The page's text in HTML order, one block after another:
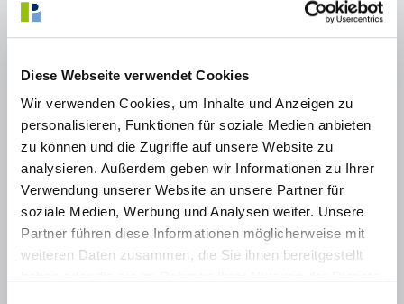
Diese Webseite verwendet Cookies
Wir verwenden Cookies, um Inhalte und Anzeigen zu
personalisieren, Funktionen für soziale Medien anbieten
zu können und die Zugriffe auf unsere Website zu
analysieren. Außerdem geben wir Informationen zu Ihrer
Verwendung unserer Website an unsere Partner für
soziale Medien, Werbung und Analysen weiter. Unsere
Partner führen diese Informationen möglicherweise mit
weiteren Daten zusammen, die Sie ihnen bereitgestellt
Am 11. Juni fand der bundesweite Hitzeaktionstag unter dem